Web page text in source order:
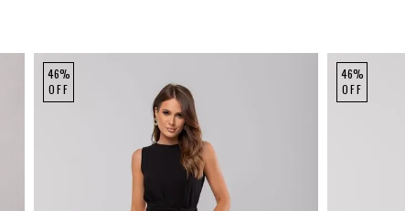
46%
OFF
46%
OFF